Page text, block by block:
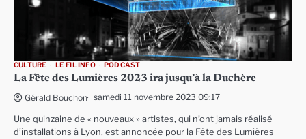
CULTURE LE FIL INFO PODCAST
La Fête des Lumières 2023 ira jusqu’à la Duchère
Gérald Bouchon samedi 11 novembre 2023 09:17
Une quinzaine de « nouveaux » artistes, qui n’ont jamais réalisé
d’installations à Lyon, est annoncée pour la Fête des Lumières